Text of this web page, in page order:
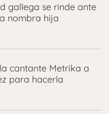
gallega se rinde ante
nombra hija
cantante Metrika a
para hacerla